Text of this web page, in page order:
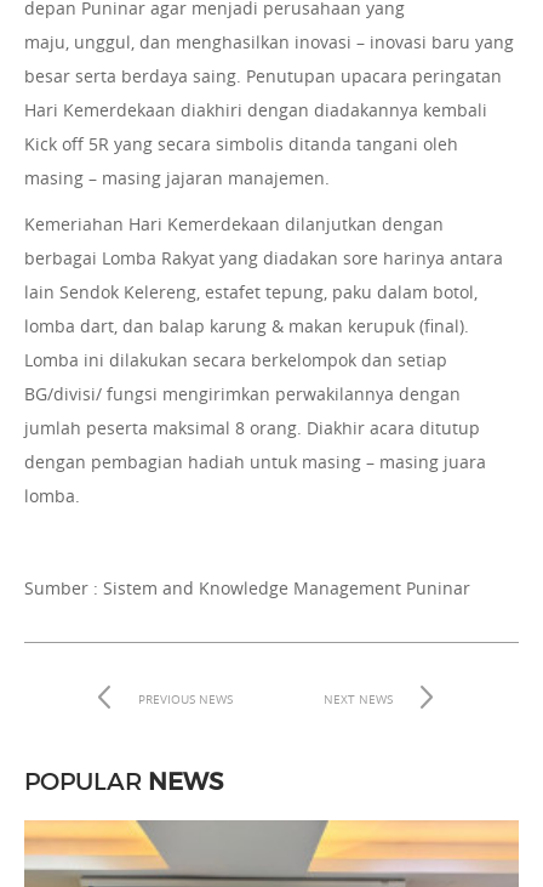
depan Puninar agar menjadi perusahaan yang
maju, unggul, dan menghasilkan inovasi – inovasi baru yang
besar serta berdaya saing. Penutupan upacara peringatan
Hari Kemerdekaan diakhiri dengan diadakannya kembali
Kick off 5R yang secara simbolis ditanda tangani oleh
masing – masing jajaran manajemen.
Kemeriahan Hari Kemerdekaan dilanjutkan dengan
berbagai Lomba Rakyat yang diadakan sore harinya antara
lain Sendok Kelereng, estafet tepung, paku dalam botol,
lomba dart, dan balap karung & makan kerupuk (final).
Lomba ini dilakukan secara berkelompok dan setiap
BG/divisi/ fungsi mengirimkan perwakilannya dengan
jumlah peserta maksimal 8 orang. Diakhir acara ditutup
dengan pembagian hadiah untuk masing – masing juara
lomba.
Sumber : Sistem and Knowledge Management Puninar
PREVIOUS NEWS NEXT NEWS
POPULAR NEWS